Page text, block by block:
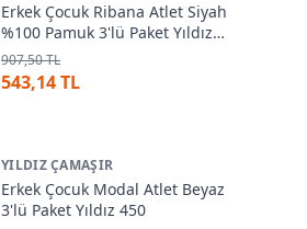
Erkek Çocuk Ribana Atlet Siyah
%100 Pamuk 3'lü Paket Yıldız
18Ç
907,50 TL
543,14 TL
YILDIZ ÇAMAŞIR
Erkek Çocuk Modal Atlet Beyaz
3'lü Paket Yıldız 450